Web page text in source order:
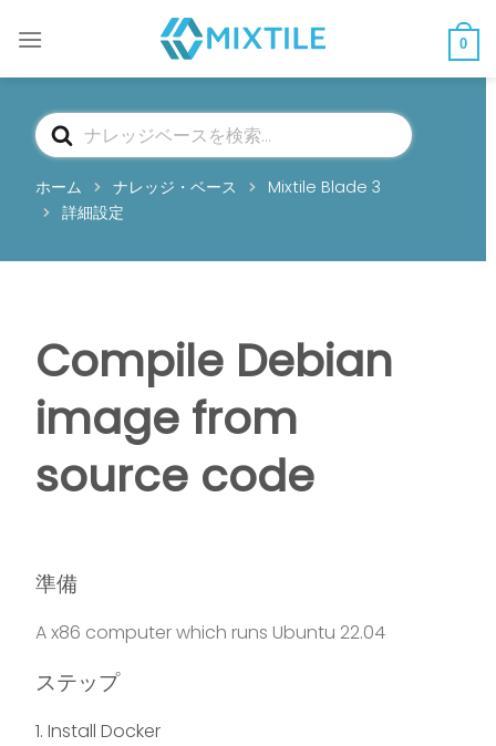
プ
0
検
索
ホーム
ナレッジ・ベース
Mixtile Blade 3
詳細設定
Compile Debian
image from
source code
準備
A x86 computer which runs Ubuntu 22.04
ステップ
1. Install Docker